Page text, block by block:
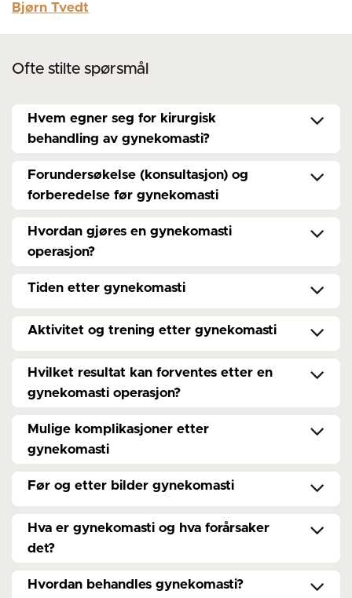
Bjørn Tvedt
Ofte stilte spørsmål
Hvem egner seg for kirurgisk
behandling av gynekomasti?
Forundersøkelse (konsultasjon) og
forberedelse før gynekomasti
Hvordan gjøres en gynekomasti
operasjon?
Tiden etter gynekomasti
Aktivitet og trening etter gynekomasti
Hvilket resultat kan forventes etter en
gynekomasti operasjon?
Mulige komplikasjoner etter
gynekomasti
Før og etter bilder gynekomasti
Hva er gynekomasti og hva forårsaker
det?
Hvordan behandles gynekomasti?